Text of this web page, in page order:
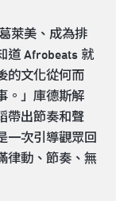
萊美、成為排
道 Afrobeats 就
的文化從何而
。」庫德斯解
帶出節奏和聲
一次引導觀眾回
律動、節奏、無